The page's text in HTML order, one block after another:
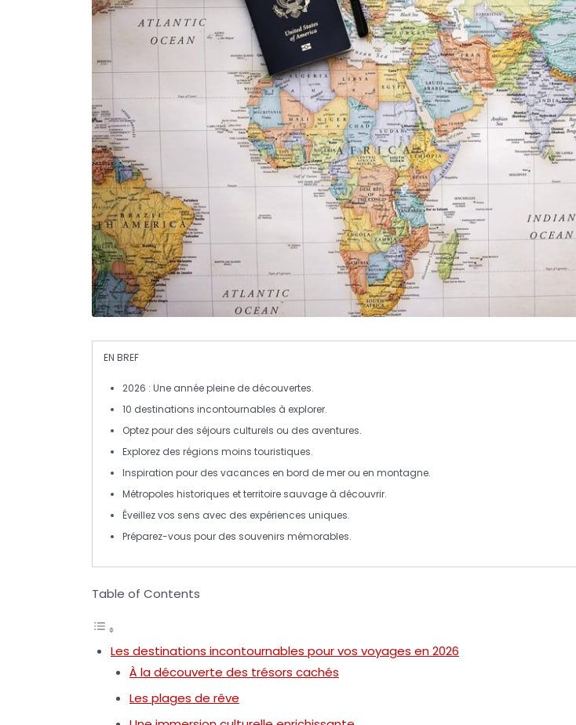
EN BREF
2026 : Une année pleine de découvertes.
10 destinations incontournables à explorer.
Optez pour des séjours culturels ou des aventures.
Explorez des régions moins touristiques.
Inspiration pour des vacances en bord de mer ou en montagne.
Métropoles historiques et territoire sauvage à découvrir.
Éveillez vos sens avec des expériences uniques.
Préparez-vous pour des souvenirs mémorables.
Table of Contents
Les destinations incontournables pour vos voyages en 2026
À la découverte des trésors cachés
Les plages de rêve